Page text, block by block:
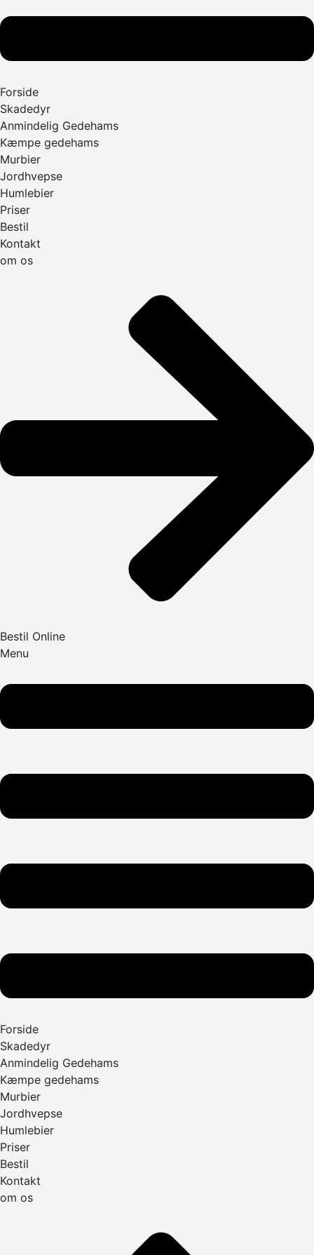
Forside
Skadedyr
Anmindelig Gedehams
Kæmpe gedehams
Murbier
Jordhvepse
Humlebier
Priser
Bestil
Kontakt
om os
Bestil Online
Menu
Forside
Skadedyr
Anmindelig Gedehams
Kæmpe gedehams
Murbier
Jordhvepse
Humlebier
Priser
Bestil
Kontakt
om os